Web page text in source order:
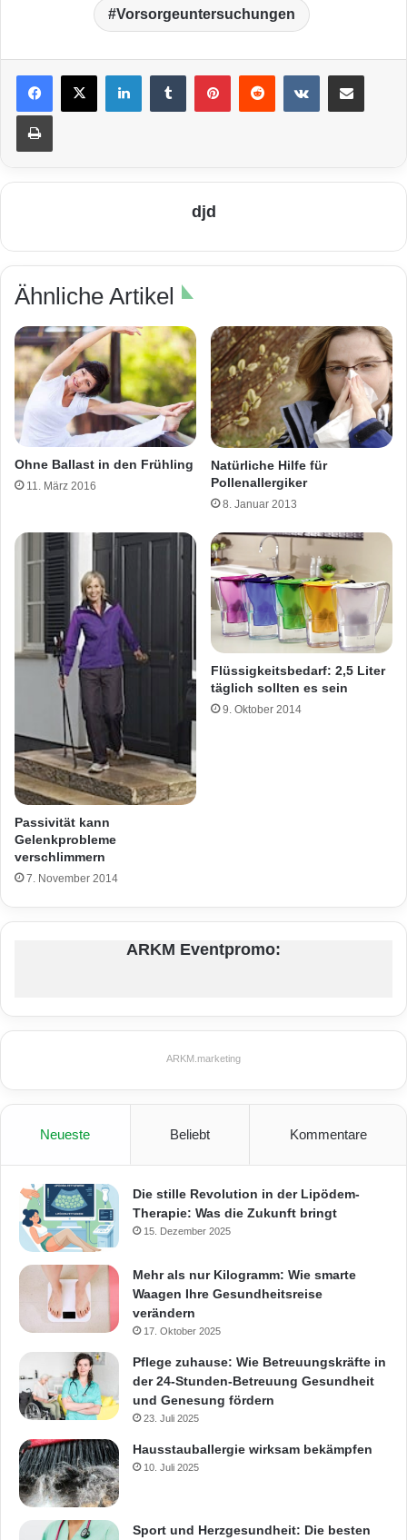
Vorsorgeuntersuchungen
LinkedIn VKontakte
Drucken
djd
Ähnliche Artikel
Ohne Ballast in den Frühling
11. März 2016
Natürliche Hilfe für
Pollenallergiker
8. Januar 2013
Passivität kann
Gelenkprobleme
verschlimmern
7. November 2014
Flüssigkeitsbedarf: 2,5 Liter
täglich sollten es sein
9. Oktober 2014
ARKM Eventpromo:
ARKM.marketing
Neueste Beliebt Kommentare
Die stille Revolution in der Lipödem-
Therapie: Was die Zukunft bringt
15. Dezember 2025
Mehr als nur Kilogramm: Wie smarte
Waagen Ihre Gesundheitsreise
verändern
17. Oktober 2025
Pflege zuhause: Wie Betreuungskräfte in
der 24-Stunden-Betreuung Gesundheit
und Genesung fördern
23. Juli 2025
Hausstauballergie wirksam bekämpfen
10. Juli 2025
Sport und Herzgesundheit: Die besten